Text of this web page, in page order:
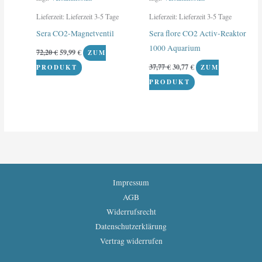
Lieferzeit:Lieferzeit 3-5 Tage
Sera CO2-Magnetventil
72,20€59,99€
ZUM
PRODUKT
Lieferzeit:Lieferzeit 3-5 Tage
Sera flore CO2 Activ-Reaktor
1000 Aquarium
37,77€30,77€
ZUM
PRODUKT
Impressum
AGB
Widerrufsrecht
Datenschutzerklärung
Vertrag widerrufen